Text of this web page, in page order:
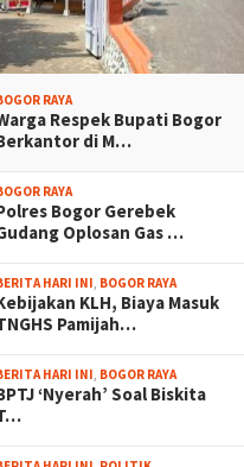
RAYA
Respek Bupati Bogor
di M…
RAYA
Bogor Gerebek
Oplosan Gas …
HARI INI, BOGOR RAYA
KLH, Biaya Masuk
Pamijah…
HARI INI, BOGOR RAYA
‘Nyerah’ Soal Biskita